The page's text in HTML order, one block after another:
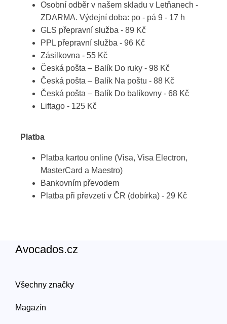
Osobní odběr v našem skladu v Letňanech -
ZDARMA. Výdejní doba: po - pá 9 - 17 h
GLS přepravní služba - 89 Kč
PPL přepravní služba - 96 Kč
Zásilkovna - 55 Kč
Česká pošta – Balík Do ruky - 98 Kč
Česká pošta – Balík Na poštu - 88 Kč
Česká pošta – Balík Do balíkovny - 68 Kč
Liftago - 125 Kč
Platba
Platba kartou online (Visa, Visa Electron,
MasterCard a Maestro)
Bankovním převodem
Platba při převzetí v ČR (dobírka) - 29 Kč
Avocados.cz
Všechny značky
Magazín